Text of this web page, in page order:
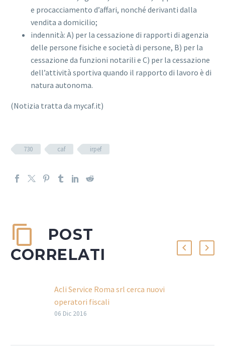
e procacciamento d’affari, nonché derivanti dalla
vendita a domicilio;
indennità: A) per la cessazione di rapporti di agenzia
delle persone fisiche e società di persone, B) per la
cessazione da funzioni notarili e C) per la cessazione
dell’attività sportiva quando il rapporto di lavoro è di
natura autonoma.
(Notizia tratta da mycaf.it)
730 caf irpef
POST
CORRELATI
Acli Service Roma srl cerca nuovi
operatori fiscali
Acli Service Roma Srl sta cercando
06 Dic 2016